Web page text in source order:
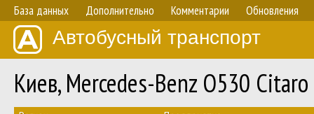
База данных Дополнительно Комментарии Обновления
Автобусный транспорт
Киев, Mercedes-Benz O530